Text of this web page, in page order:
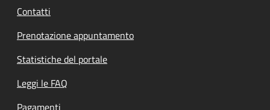
Contatti
Prenotazione appuntamento
Statistiche del portale
Leggi le FAQ
Pagamenti